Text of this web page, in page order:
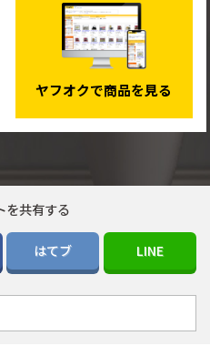
ヤフオクで商品を見る
を共有する
はてブ LINE